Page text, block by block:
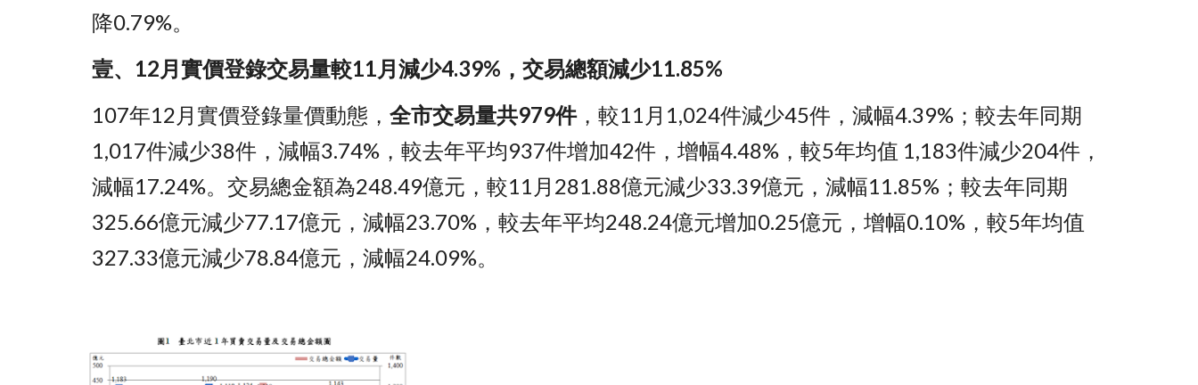
降0.79%。
壹、12月實價登錄交易量較11月減少4.39%，交易總額減少11.85%
107年12月實價登錄量價動態， 全市交易量共979件，較11月1,024件減少45件，減幅4.39%；較去年同期
1,017件減少38件，減幅3.74%，較去年平均937件增加42件，增幅4.48%，較5年均值 1,183件減少204件，
減幅17.24%。交易總金額為248.49億元，較11月281.88億元減少33.39億元，減幅11.85%；較去年同期
325.66億元減少77.17億元，減幅23.70%，較去年平均248.24億元增加0.25億元，增幅0.10%，較5年均值
327.33億元減少78.84億元，減幅24.09%。